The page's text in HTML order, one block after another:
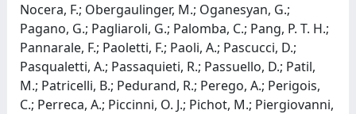
Nocera, F.; Obergaulinger, M.; Oganesyan, G.;
Pagano, G.; Pagliaroli, G.; Palomba, C.; Pang, P. T. H.;
Pannarale, F.; Paoletti, F.; Paoli, A.; Pascucci, D.;
Pasqualetti, A.; Passaquieti, R.; Passuello, D.; Patil,
M.; Patricelli, B.; Pedurand, R.; Perego, A.; Perigois,
C.; Perreca, A.; Piccinni, O. J.; Pichot, M.; Piergiovanni,